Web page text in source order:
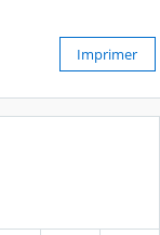
Imprimer